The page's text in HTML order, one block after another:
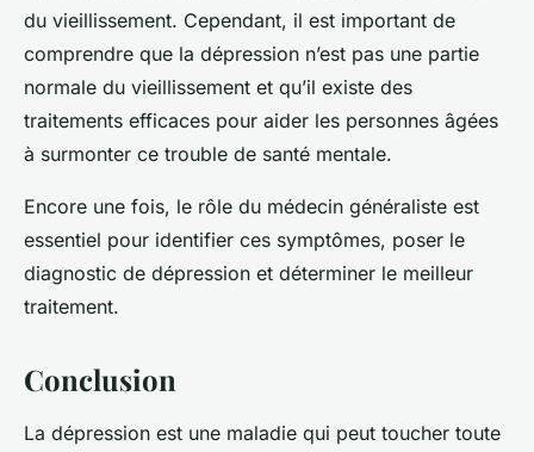
du vieillissement. Cependant, il est important de
comprendre que la dépression n’est pas une partie
normale du vieillissement et qu’il existe des
traitements efficaces pour aider les personnes âgées
à surmonter ce trouble de santé mentale.
Encore une fois, le rôle du médecin généraliste est
essentiel pour identifier ces symptômes, poser le
diagnostic de dépression et déterminer le meilleur
traitement.
Conclusion
La dépression est une maladie qui peut toucher toute